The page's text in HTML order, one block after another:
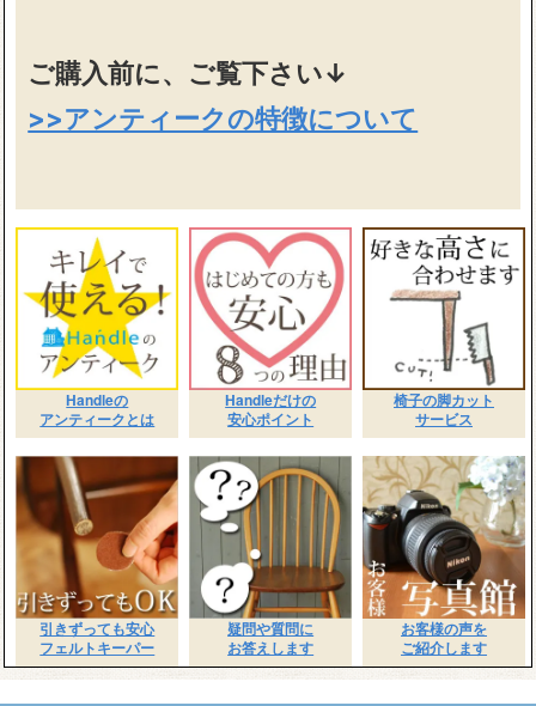
ご購入前に、ご覧下さい↓
>>アンティークの特徴について
Handleの
アンティークとは
Handleだけの
安心ポイント
椅子の脚カット
サービス
引きずっても安心
フェルトキーパー
疑問や質問に
お答えします
お客様の声を
ご紹介します